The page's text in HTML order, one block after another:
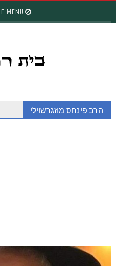
TOGGLE MENU
הרב פינחס מוזגרשוילי